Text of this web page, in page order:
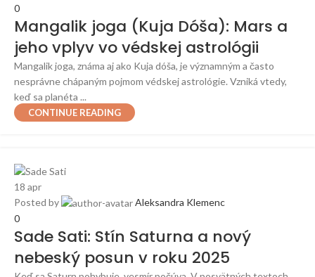
0
Mangalik joga (Kuja Dóša): Mars a
jeho vplyv vo védskej astrológii
Mangalik joga, známa aj ako Kuja dóša, je významným a často
nesprávne chápaným pojmom védskej astrológie. Vzniká vtedy,
keď sa planéta ...
CONTINUE READING
18 apr
Posted by
Aleksandra Klemenc
0
Sade Sati: Stín Saturna a nový
nebeský posun v roku 2025